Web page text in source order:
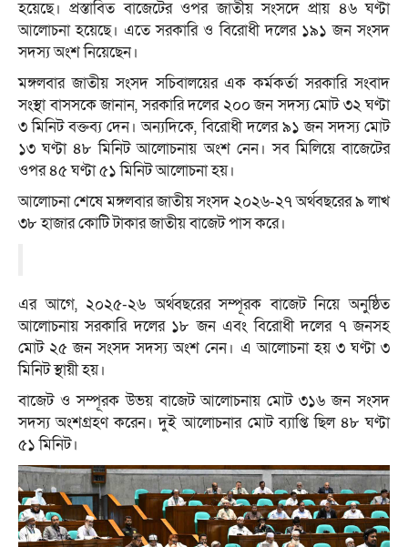
হয়েছে। প্রস্তাবিত বাজেটের ওপর জাতীয় সংসদে প্রায় ৪৬ ঘণ্টা
আলোচনা হয়েছে। এতে সরকারি ও বিরোধী দলের ১৯১ জন সংসদ
সদস্য অংশ নিয়েছেন।
মঙ্গলবার জাতীয় সংসদ সচিবালয়ের এক কর্মকর্তা সরকারি সংবাদ
সংস্থা বাসসকে জানান, সরকারি দলের ২০০ জন সদস্য মোট ৩২ ঘণ্টা
৩ মিনিট বক্তব্য দেন। অন্যদিকে, বিরোধী দলের ৯১ জন সদস্য মোট
১৩ ঘণ্টা ৪৮ মিনিট আলোচনায় অংশ নেন। সব মিলিয়ে বাজেটের
ওপর ৪৫ ঘণ্টা ৫১ মিনিট আলোচনা হয়।
আলোচনা শেষে মঙ্গলবার জাতীয় সংসদ ২০২৬-২৭ অর্থবছরের ৯ লাখ
৩৮ হাজার কোটি টাকার জাতীয় বাজেট পাস করে।
এর আগে, ২০২৫-২৬ অর্থবছরের সম্পূরক বাজেট নিয়ে অনুষ্ঠিত
আলোচনায় সরকারি দলের ১৮ জন এবং বিরোধী দলের ৭ জনসহ
মোট ২৫ জন সংসদ সদস্য অংশ নেন। এ আলোচনা হয় ৩ ঘণ্টা ৩
মিনিট স্থায়ী হয়।
বাজেট ও সম্পূরক উভয় বাজেট আলোচনায় মোট ৩১৬ জন সংসদ
সদস্য অংশগ্রহণ করেন। দুই আলোচনার মোট ব্যাপ্তি ছিল ৪৮ ঘণ্টা
৫১ মিনিট।